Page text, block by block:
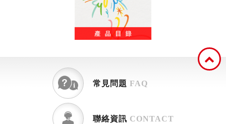
常見問題 FAQ
聯絡資訊 CONTACT